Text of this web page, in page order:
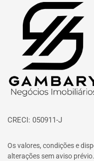
Página inicial
CRECI: 050911-J
Os valores, condições e
alterações sem aviso prévio.